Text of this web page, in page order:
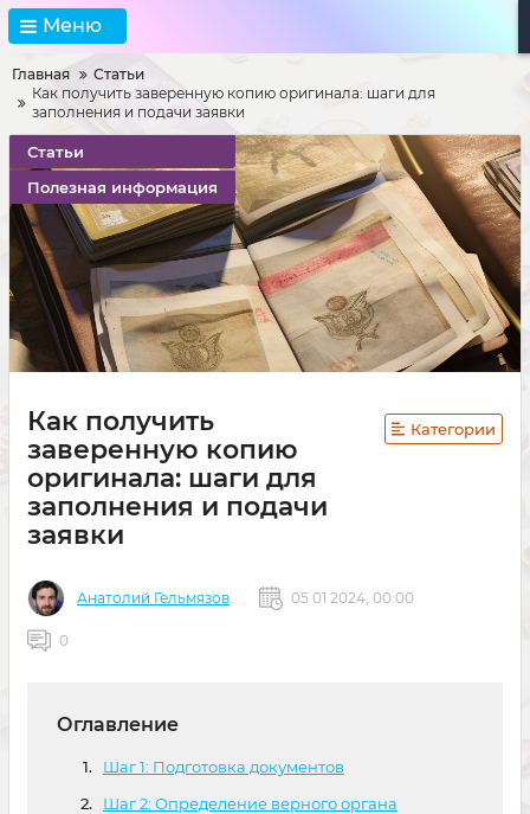
Меню
Главная
Статьи
Как получить заверенную копию оригинала: шаги для
заполнения и подачи заявки
Статьи
Полезная информация
Как получить
заверенную копию
оригинала: шаги для
заполнения и подачи
заявки
Категории
Анатолий Гельмязов 05 01 2024, 00:00
0
Оглавление
Шаг 1: Подготовка документов
Шаг 2: Определение верного органа